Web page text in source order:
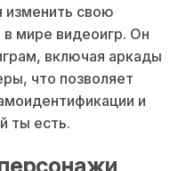
изменить свою
мире видеоигр. Он
включая аркады
что позволяет
и
ты есть.